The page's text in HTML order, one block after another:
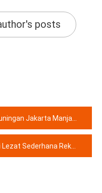
posts
Karyawan Sebagai Bentuk Apresiasi
Menu Hari Raya Idul Adha